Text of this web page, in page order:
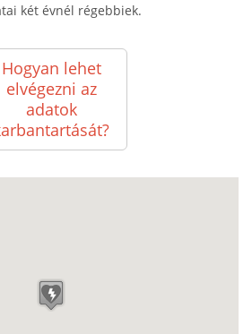
két évnél régebbiek.
Hogyan lehet
elvégezni az
adatok